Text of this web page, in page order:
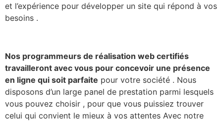
et l’expérience pour développer un site qui répond à vos
besoins .
Nos programmeurs de réalisation web certifiés
travailleront avec vous pour concevoir une présence
en ligne qui soit parfaite pour votre société . Nous
disposons d’un large panel de prestation parmi lesquels
vous pouvez choisir , pour que vous puissiez trouver
celui qui convient le mieux à vos attentes Avec notre